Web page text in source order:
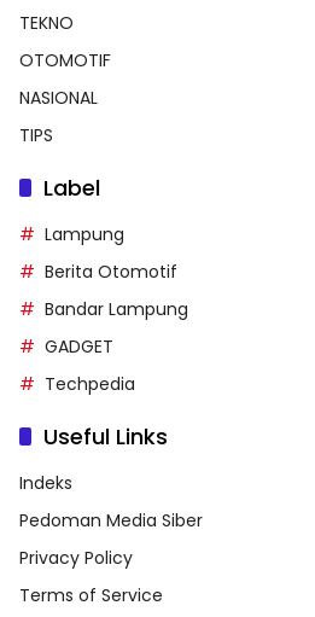
TEKNO
OTOMOTIF
NASIONAL
TIPS
Label
Lampung
Berita Otomotif
Bandar Lampung
GADGET
Techpedia
Useful Links
Indeks
Pedoman Media Siber
Privacy Policy
Terms of Service